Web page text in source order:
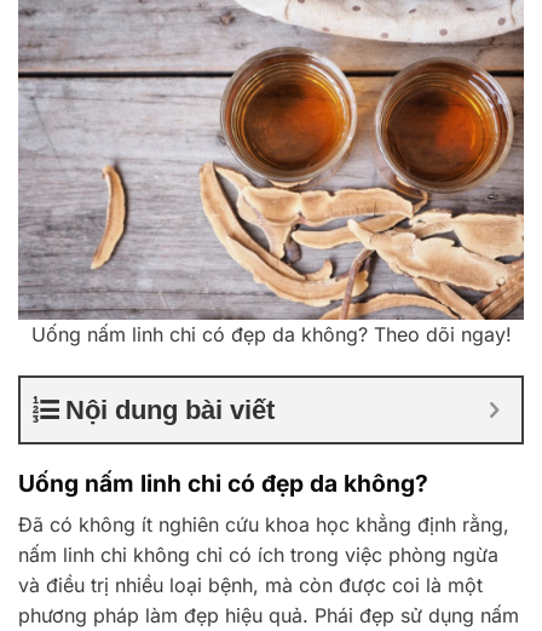
Uống nấm linh chi có đẹp da không? Theo dõi ngay!
Nội dung bài viết
Uống nấm linh chi có đẹp da không?
Đã có không ít nghiên cứu khoa học khẳng định rằng,
nấm linh chi không chỉ có ích trong việc phòng ngừa
và điều trị nhiều loại bệnh, mà còn được coi là một
phương pháp làm đẹp hiệu quả. Phái đẹp sử dụng nấm